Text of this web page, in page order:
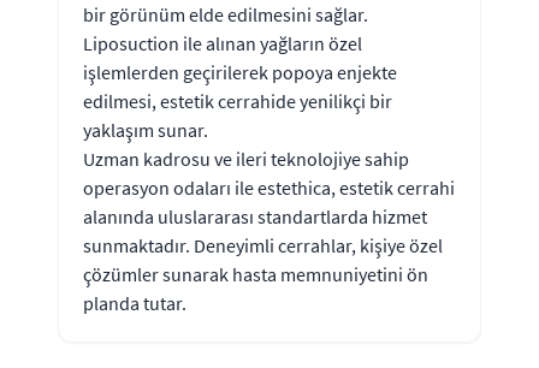
bir görünüm elde edilmesini sağlar.
Liposuction ile alınan yağların özel
işlemlerden geçirilerek popoya enjekte
edilmesi, estetik cerrahide yenilikçi bir
yaklaşım sunar.
Uzman kadrosu ve ileri teknolojiye sahip
operasyon odaları ile estethica, estetik cerrahi
alanında uluslararası standartlarda hizmet
sunmaktadır. Deneyimli cerrahlar, kişiye özel
çözümler sunarak hasta memnuniyetini ön
planda tutar.